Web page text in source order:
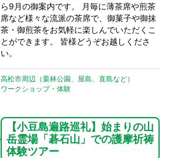
ら9月の御案内です。 月毎に薄茶席や煎茶
席など様々な流派の茶席で、御菓子や御抹
茶・御煎茶をお気軽に楽しんでいただくこ
とができます。 皆様どうぞお越しくださ
い。
高松市周辺（栗林公園、屋島、直島など）
ワークショップ・体験
【小豆島遍路巡礼】始まりの山
岳霊場「碁石山」での護摩祈祷
体験ツアー